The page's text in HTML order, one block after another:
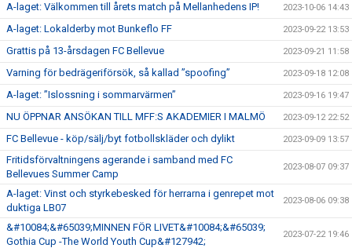
A-laget: Välkommen till årets match på Mellanhedens IP! 2023-10-06 14:43
A-laget: Lokalderby mot Bunkeflo FF 2023-09-22 13:53
Grattis på 13-årsdagen FC Bellevue 2023-09-21 11:58
Varning för bedrägeriförsök, så kallad ”spoofing” 2023-09-18 12:08
A-laget: ”Islossning i sommarvärmen” 2023-09-16 19:47
NU ÖPPNAR ANSÖKAN TILL MFF:S AKADEMIER I MALMÖ 2023-09-12 22:52
FC Bellevue - köp/sälj/byt fotbollskläder och dylikt 2023-09-09 13:57
Fritidsförvaltningens agerande i samband med FC
Bellevues Summer Camp
2023-08-07 09:37
A-laget: Vinst och styrkebesked för herrarna i genrepet mot
duktiga LB07
2023-08-06 09:38
&#10084;&#65039;MINNEN FÖR LIVET&#10084;&#65039;
Gothia Cup -The World Youth Cup&#127942;
2023-07-22 19:46